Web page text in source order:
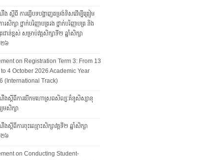
ស្តីពី ការធ្វើបទបង្ហាញតម្រង់ទិសដើម្បីត្រៀម
សិក្សា ថ្នាក់បរិញ្ញាបត្ររង ថ្នាក់បរិញ្ញាបត្រ និង
រជាន់ខ្ពស់ សម្រាប់វគ្គសិក្សាទី២ ឆ្នាំសិក្សា
៦
on Registration Term 3: From 13
4 October 2026 Academic Year
(International Track)
ងស្ដីពីការបើកមហោស្រពសិល្បៈគំនូសិស្សានុ
មសិក្សា
ស្ដីពីការចុះឈ្មោះសិក្សាវគ្គទី២ ឆ្នាំសិក្សា
៦
on Conducting Student-